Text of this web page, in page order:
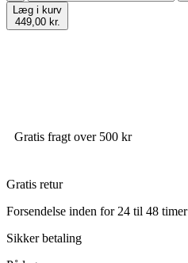
Læg i kurv
449,00 kr.
Gratis fragt over 500 kr
Gratis retur
Forsendelse inden for 24 til 48 timer
Sikker betaling